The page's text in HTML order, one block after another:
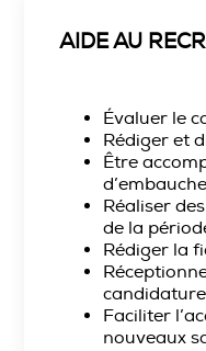
AIDE AU
Évaluer le
Rédiger et
Être
d’embauche
Réaliser
de la
Rédiger la
Faciliter
nouveaux